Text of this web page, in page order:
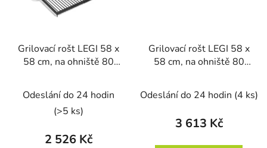
Grilovací rošt LEGI 58 x
58 cm, na ohniště 80
ocel
Odeslání do 24 hodin
(>5 ks)
2 526 Kč
Grilovací rošt LEGI 58 x
58 cm, na ohniště 80
Odeslání do 24 hodin (4 ks)
3 613 Kč